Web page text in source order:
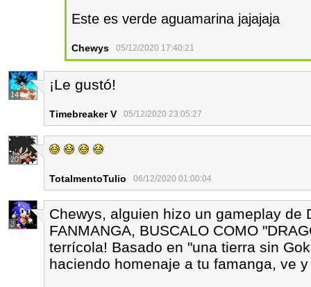
Este es verde aguamarina jajajaja
Chewys 05/12/2020 17:40:21
14
¡Le gustó!
Timebreaker V 05/12/2020 23:05:27
20
TotalmentoTulio 06/12/2020 01:00:04
3
Chewys, alguien hizo un gameplay de
FANMANGA, BUSCALO COMO
terrícola! Basado en "una tierra sin
haciendo homenaje a tu famanga, ve